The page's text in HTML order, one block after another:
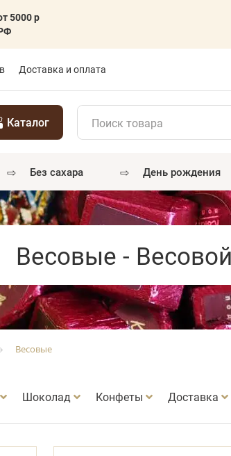
5000 р
Доставка и оплата
Каталог
⇨ без сахара ⇨ день рождения
Весовые -
Весовые
Шоколад Конфеты Доставка